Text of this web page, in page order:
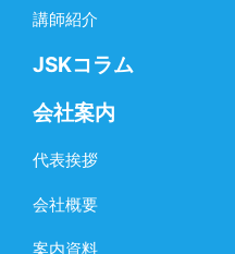
講師紹介
JSKコラム
会社案内
代表挨拶
会社概要
案内資料